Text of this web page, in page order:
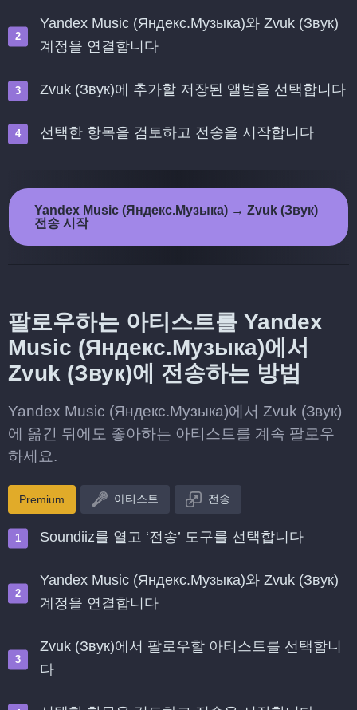
Yandex Music (Яндекс.Музыка)와 Zvuk (Звук)
계정을 연결합니다
Zvuk (Звук)에 추가할 저장된 앨범을 선택합니다
선택한 항목을 검토하고 전송을 시작합니다
Yandex Music (Яндекс.Музыка) → Zvuk (Звук)
전송 시작
팔로우하는 아티스트를 Yandex
Music (Яндекс.Музыка)에서
Zvuk (Звук)에 전송하는 방법
Yandex Music (Яндекс.Музыка)에서 Zvuk (Звук)
에 옮긴 뒤에도 좋아하는 아티스트를 계속 팔로우
하세요.
Premium 아티스트 전송
Soundiiz를 열고 ‘전송’ 도구를 선택합니다
Yandex Music (Яндекс.Музыка)와 Zvuk (Звук)
계정을 연결합니다
Zvuk (Звук)에서 팔로우할 아티스트를 선택합니
다